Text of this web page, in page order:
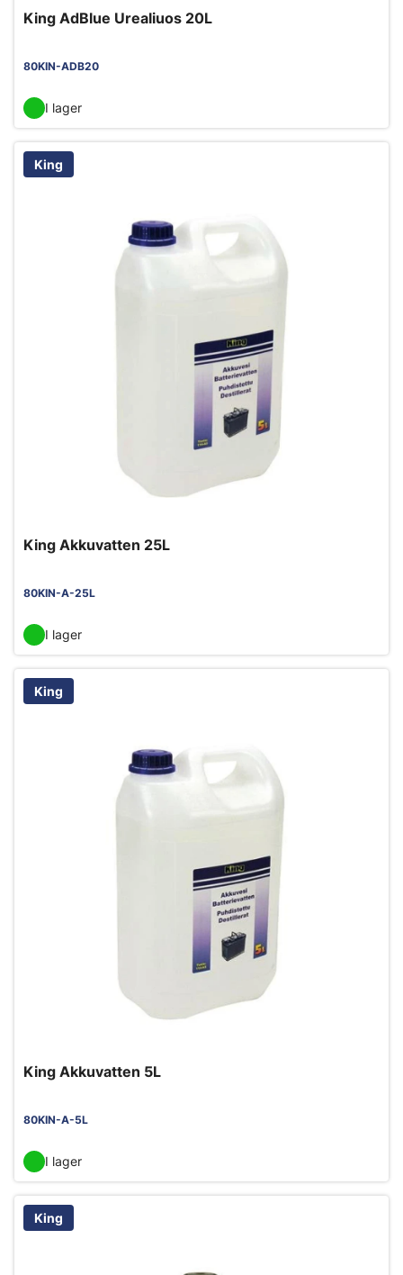
King AdBlue Urealiuos 20L
80KIN-ADB20
I lager
King
King Akkuvatten 25L
80KIN-A-25L
I lager
King
King Akkuvatten 5L
80KIN-A-5L
I lager
King